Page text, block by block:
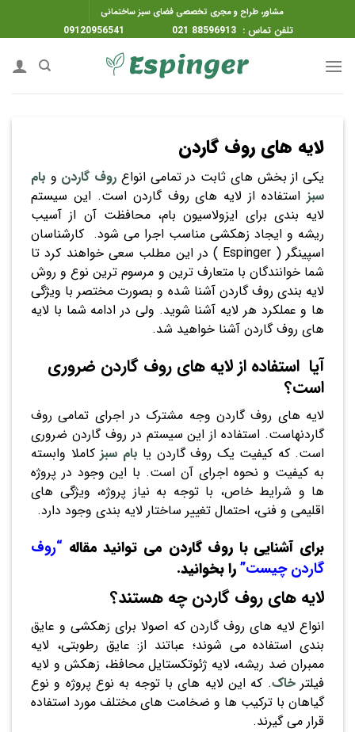
مشاور، طراح و مجری تخصصی فضای سبز ساختمانی
تلفن تماس : 88596913 021 09120956541
لایه های روف گاردن
یکی از بخش های ثابت در تمامی انواع روف گاردن و بام
سبز استفاده از لایه های روف گاردن است. این سیستم
لایه بندی برای ایزولاسیون بام، محافظت آن از آسیب
ریشه و ایجاد زهکشی مناسب اجرا می شود. کارشناسان
اسپینگر ( Espinger ) در این مطلب سعی خواهند کرد تا
شما خوانندگان با متعارف ترین و مرسوم ترین نوع و روش
لایه بندی روف گاردن آشنا شده و بصورت مختصر با ویژگی
ها و عملکرد هر لایه آشنا شوید. ولی در ادامه شما با لایه
های روف گاردن آشنا خواهید شد.
آیا استفاده از لایه های روف گاردن ضروری
است؟
لایه های روف گاردن وجه مشترک در اجرای تمامی روف
گاردنهاست. استفاده از این سیستم در روف گاردن ضروری
است. که کیفیت یک روف گاردن یا بام سبز کاملا وابسته
به کیفیت و نحوه اجرای آن است. با این وجود در پروژه
ها و شرایط خاص، با توجه به نیاز پروژه، ویژگی های
اقلیمی و فنی، احتمال تغییر ساختار لایه بندی وجود دارد.
برای آشنایی با روف گاردن می توانید مقاله “روف
گاردن چیست”را بخوانید.
لایه های روف گاردن چه هستند؟
انواع لایه های روف گاردن که اصولا برای زهکشی و عایق
بندی استفاده می شوند؛ عباتند از: عایق رطوبتی، لایه
ممبران ضد ریشه، لایه ژئوتکستایل محافظ، زهکش و لایه
فیلترخاک. که این لایه های با توجه به نوع پروژه و نوع
گیاهان با ترکیب ها و ضخامت های مختلف مورد استفاده
قرار می گیرند.